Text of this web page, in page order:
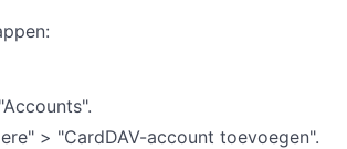
> "CardDAV-account toevoegen".